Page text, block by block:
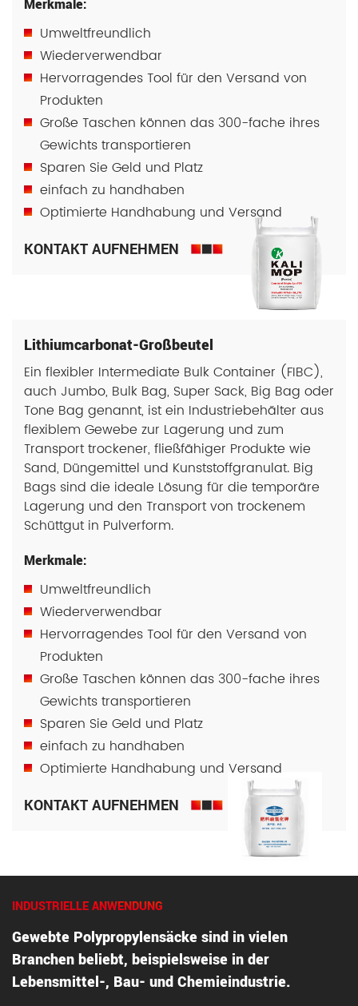
Merkmale:
Umweltfreundlich
Wiederverwendbar
Hervorragendes Tool für den Versand von
Produkten
Große Taschen können das 300-fache ihres
Gewichts transportieren
Sparen Sie Geld und Platz
einfach zu handhaben
Optimierte Handhabung und Versand
KONTAKT AUFNEHMEN
Lithiumcarbonat-Großbeutel
Ein flexibler Intermediate Bulk Container (FIBC),
auch Jumbo, Bulk Bag, Super Sack, Big Bag oder
Tone Bag genannt, ist ein Industriebehälter aus
flexiblem Gewebe zur Lagerung und zum
Transport trockener, fließfähiger Produkte wie
Sand, Düngemittel und Kunststoffgranulat. Big
Bags sind die ideale Lösung für die temporäre
Lagerung und den Transport von trockenem
Schüttgut in Pulverform.
Merkmale:
Umweltfreundlich
Wiederverwendbar
Hervorragendes Tool für den Versand von
Produkten
Große Taschen können das 300-fache ihres
Gewichts transportieren
Sparen Sie Geld und Platz
einfach zu handhaben
Optimierte Handhabung und Versand
KONTAKT AUFNEHMEN
INDUSTRIELLE ANWENDUNG
Gewebte Polypropylensäcke sind in vielen
Branchen beliebt, beispielsweise in der
Lebensmittel-, Bau- und Chemieindustrie.